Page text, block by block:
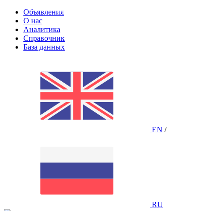
Объявления
О нас
Аналитика
Справочник
База данных
EN /
RU